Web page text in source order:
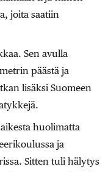
joita saatiin
Sen avulla
päästä ja
lisäksi Suomeen
huolimatta
ja
Sitten tuli hälytys